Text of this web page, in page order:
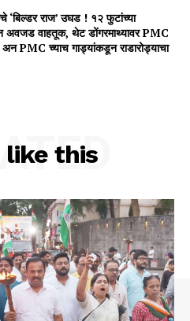
‘बिल्डर राज’ उघड ! १२ फुटांच्या
अवजड वाहतूक, थेट डोंगरमाथ्यावर PMC
अन PMC च्याच गाड्यांकडून राडारोड्याचा
like this